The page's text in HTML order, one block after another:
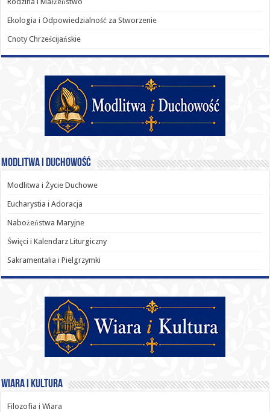
Ekologia i Odpowiedzialność za Stworzenie
Cnoty Chrześcijańskie
Modlitwa i Duchowość
Modlitwa i Życie Duchowe
Eucharystia i Adoracja
Nabożeństwa Maryjne
Święci i Kalendarz Liturgiczny
Sakramentalia i Pielgrzymki
Wiara i Kultura
Filozofia i Wiara